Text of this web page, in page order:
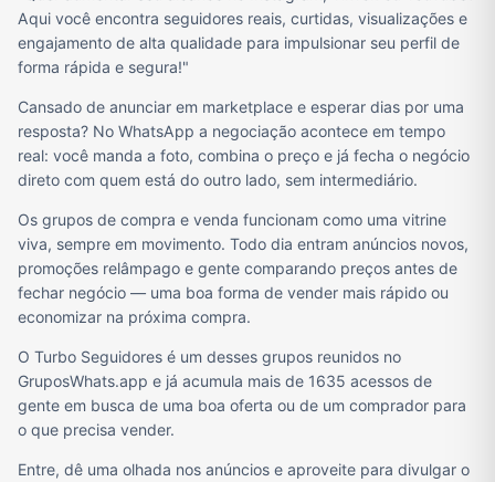
Aqui você encontra seguidores reais, curtidas, visualizações e
engajamento de alta qualidade para impulsionar seu perfil de
forma rápida e segura!"
Cansado de anunciar em marketplace e esperar dias por uma
resposta? No WhatsApp a negociação acontece em tempo
real: você manda a foto, combina o preço e já fecha o negócio
direto com quem está do outro lado, sem intermediário.
Os grupos de compra e venda funcionam como uma vitrine
viva, sempre em movimento. Todo dia entram anúncios novos,
promoções relâmpago e gente comparando preços antes de
fechar negócio — uma boa forma de vender mais rápido ou
economizar na próxima compra.
O Turbo Seguidores é um desses grupos reunidos no
GruposWhats.app e já acumula mais de 1635 acessos de
gente em busca de uma boa oferta ou de um comprador para
o que precisa vender.
Entre, dê uma olhada nos anúncios e aproveite para divulgar o